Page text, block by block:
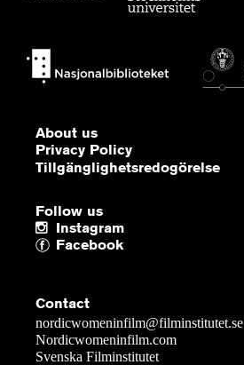
About us
Privacy Policy
Tillgänglighetsredogörelse
Follow us
Instagram
Facebook
Contact
nordicwomeninfilm@filminstitutet.se
Nordicwomeninfilm.com
Svenska Filminstitutet